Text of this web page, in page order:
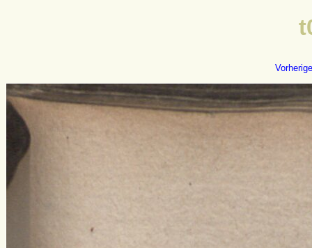
Vorherige